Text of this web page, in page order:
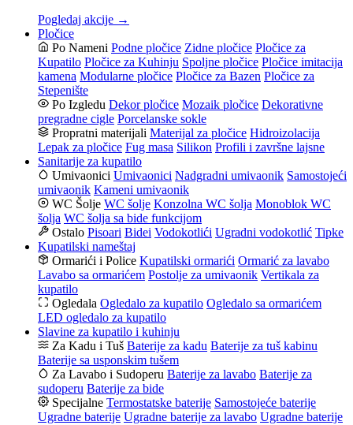
Pogledaj akcije →
Pločice
Po Nameni Podne pločice Zidne pločice Pločice za
Kupatilo Pločice za Kuhinju Spoljne pločice Pločice imitacija
kamena Modularne pločice Pločice za Bazen Pločice za
Stepenište
Po Izgledu Dekor pločice Mozaik pločice Dekorativne
pregradne cigle Porcelanske sokle
Propratni materijali Materijal za pločice Hidroizolacija
Lepak za pločice Fug masa Silikon Profili i završne lajsne
Sanitarije za kupatilo
Umivaonici Umivaonici Nadgradni umivaonik Samostojeći
umivaonik Kameni umivaonik
WC Šolje WC šolje Konzolna WC šolja Monoblok WC
šolja WC šolja sa bide funkcijom
Ostalo Pisoari Bidei Vodokotlići Ugradni vodokotlić Tipke
Kupatilski nameštaj
Ormarići i Police Kupatilski ormarići Ormarić za lavabo
Lavabo sa ormarićem Postolje za umivaonik Vertikala za
kupatilo
Ogledala Ogledalo za kupatilo Ogledalo sa ormarićem
LED ogledalo za kupatilo
Slavine za kupatilo i kuhinju
Za Kadu i Tuš Baterije za kadu Baterije za tuš kabinu
Baterije sa usponskim tušem
Za Lavabo i Sudoperu Baterije za lavabo Baterije za
sudoperu Baterije za bide
Specijalne Termostatske baterije Samostojeće baterije
Ugradne baterije Ugradne baterije za lavabo Ugradne baterije